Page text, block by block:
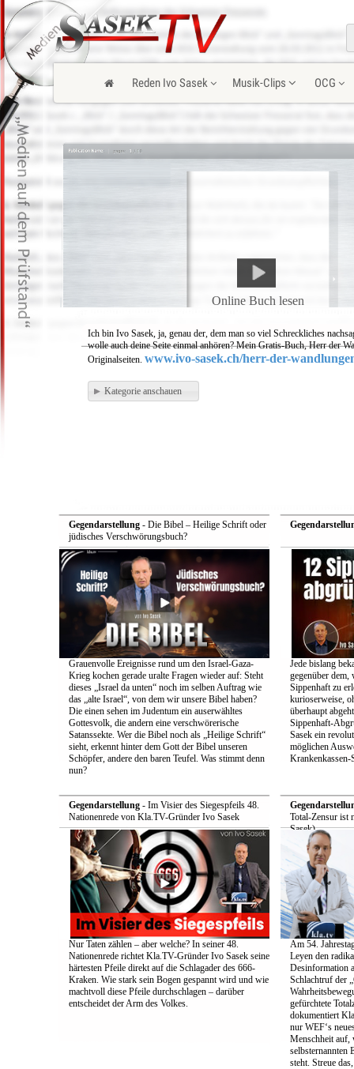
Reden Ivo Sasek Musik-Clips OCG
Online Buch lesen
Ich bin Ivo Sasek, ja, genau der, dem man so viel Schreckliches
wolle auch deine Seite einmal anhören? Mein Gratis-Buch, Herr der
Originalseiten. www.ivo-sasek.ch/herr-der-
Kategorie anschauen
Gegendarstellung- Die Bibel – Heilige Schrift oder
jüdisches Verschwörungsbuch?
Grauenvolle Ereignisse rund um den Israel-Gaza-
Krieg kochen gerade uralte Fragen wieder auf: Steht
dieses „Israel da unten“ noch im selben Auftrag wie
das „alte Israel“, von dem wir unsere Bibel haben?
Die einen sehen im Judentum ein auserwähltes
Gottesvolk, die andern eine verschwörerische
Satanssekte. Wer die Bibel noch als „Heilige Schrift“
sieht, erkennt hinter dem Gott der Bibel unseren
Schöpfer, andere den baren Teufel. Was stimmt denn
nun?
Jede bislang
gegenüber dem,
Sippenhaft zu
kurioserweise,
überhaupt
Sippenhaft-
Sasek ein
möglichen
Krankenkassen-
Gegendarstellung- Im Visier des Siegespfeils 48.
Nationenrede von Kla.TV-Gründer Ivo Sasek
Nur Taten zählen – aber welche? In seiner 48.
Nationenrede richtet Kla.TV-Gründer Ivo Sasek seine
härtesten Pfeile direkt auf die Schlagader des 666-
Kraken. Wie stark sein Bogen gespannt wird und wie
machtvoll diese Pfeile durchschlagen – darüber
entscheidet der Arm des Volkes.
Total-Zensur ist
Sasek)
Am 54.
Leyen den
Desinformation
Schlachtruf der
gefürchtete
dokumentiert
nur WEF‘s
Menschheit auf,
selbsternannten
steht. Streue